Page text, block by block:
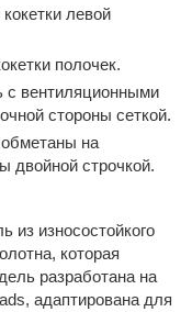
левой
полочек.
с вентиляционными
стороны сеткой.
на
двойной строчкой.
из износостойкого
которая
разработана на
адаптирована для